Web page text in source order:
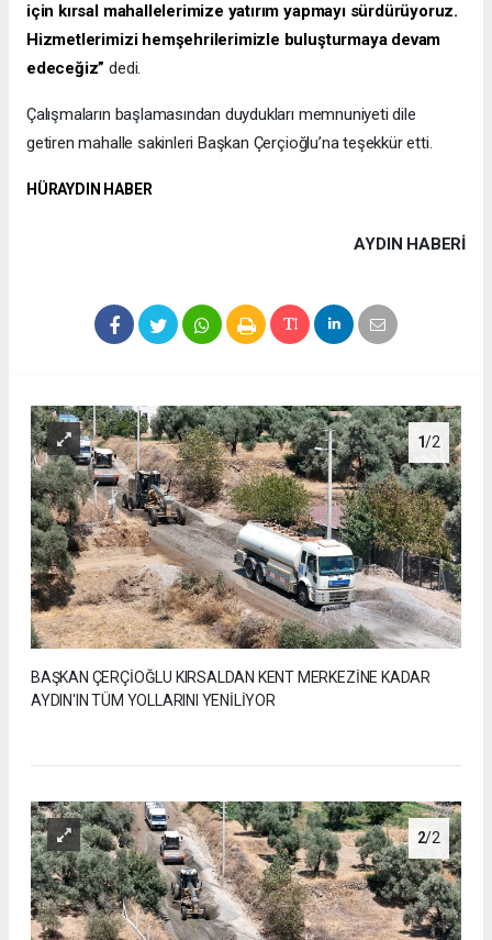
için kırsal mahallelerimize yatırım yapmayı sürdürüyoruz.
Hizmetlerimizi hemşehrilerimizle buluşturmaya devam
edeceğiz”dedi.
Çalışmaların başlamasından duydukları memnuniyeti dile
getiren mahalle sakinleri Başkan Çerçioğlu’na teşekkür etti.
HÜRAYDIN HABER
AYDIN HABERİ
1/2
BAŞKAN ÇERÇİOĞLU KIRSALDAN KENT MERKEZİNE KADAR
AYDIN'IN TÜM YOLLARINI YENİLİYOR
2/2